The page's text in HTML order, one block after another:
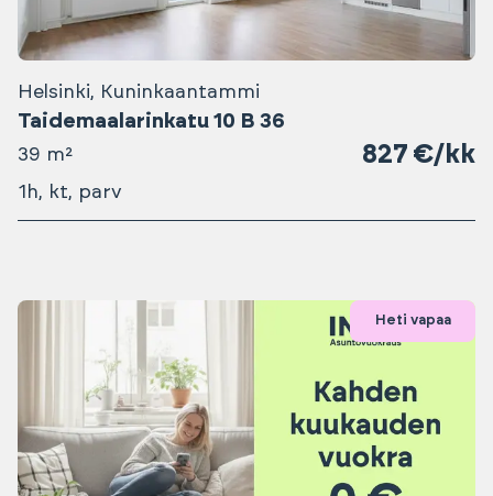
Helsinki, Kuninkaantammi
Taidemaalarinkatu 10 B 36
39 m² 827 €/kk
1h, kt, parv
Heti vapaa